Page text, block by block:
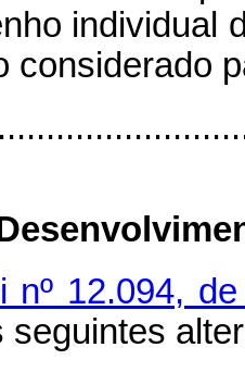
individual
considerado
nº 12.094,
seguintes